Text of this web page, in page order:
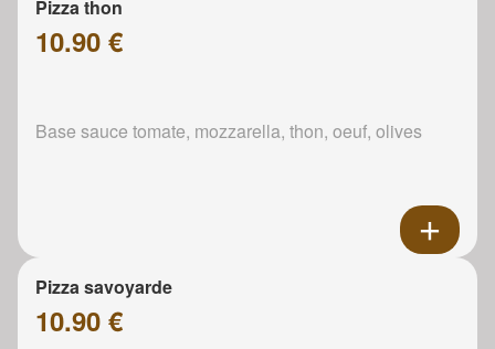
Pizza thon
10.90 €
Base sauce tomate, mozzarella, thon, oeuf, olives
Pizza savoyarde
10.90 €